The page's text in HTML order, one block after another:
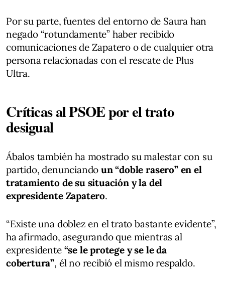
Por su parte, fuentes del entorno de Saura han
negado “rotundamente” haber recibido
comunicaciones de Zapatero o de cualquier otra
persona relacionadas con el rescate de Plus
Ultra.
Críticas al PSOE por el trato
desigual
Ábalos también ha mostrado su malestar con su
partido, denunciandoun “doble rasero” en el
tratamiento de su situación y la del
expresidente Zapatero.
“Existe una doblez en el trato bastante evidente”,
ha afirmado, asegurando que mientras al
expresidente “se le protege y se le da
cobertura”, él no recibió el mismo respaldo.